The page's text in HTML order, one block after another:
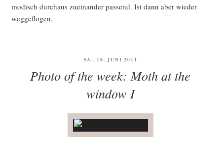
modisch durch­aus zuein­an­der pas­send. Ist dann aber wie­der
weggeflogen.
VERÖFFENTLICHT
SA., 18. JUNI 2011
Photo of the week: Moth at the
window I